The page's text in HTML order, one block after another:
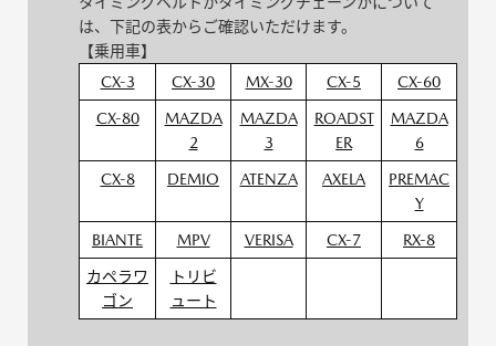
は、下記の表からご確認いただけます。
【乗用車】
CX-3
CX-30 MX-30 CX-5 CX-60
CX-80
MAZDA
2
MAZDA
3
ROADST
ER
MAZDA
6
CX-8 DEMIO ATENZA AXELA
PREMAC
Y
BIANTE MPV VERISA CX-7 RX-8
カペラワ
ゴン
トリビ
ュート